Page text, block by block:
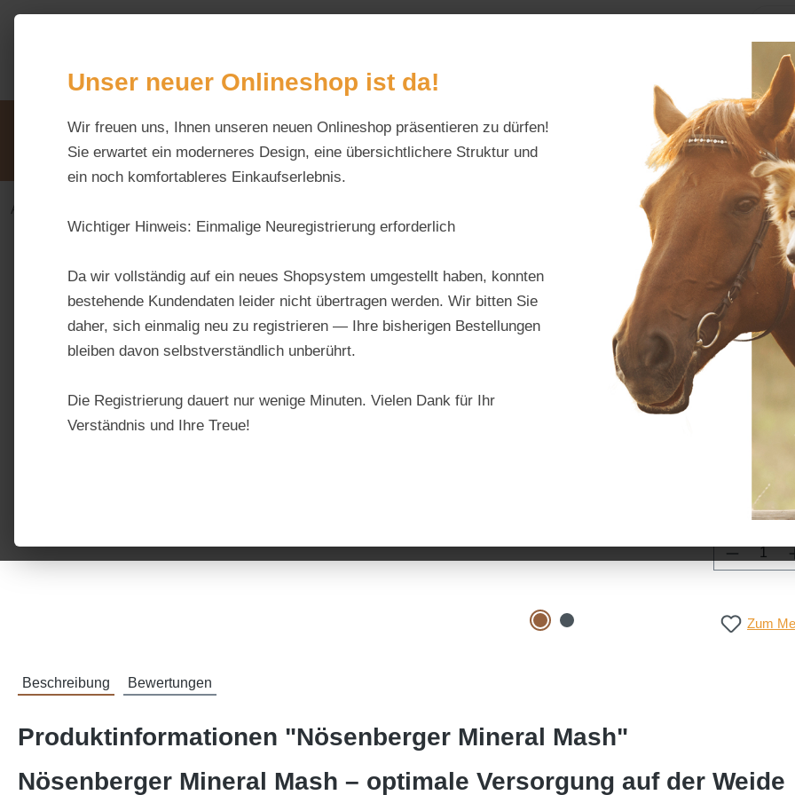
Hauptinhalt springen
Zur Suche springen
Alles fürs
Unsere VorteileBeratung via WhatsApp:
0176 / 99 66 31 80
Schreiben Sie uns:
info@tierfutter-fischer.de
Öffnungszeiten:
Mo–Fr: 9–18 Uhr ·
Alles fürs Pferd
Hersteller:
Regulärer
Preise inkl.
Produkt
Zum
Beschreibung Bewertungen
Produktinformationen "Nösenberger Mineral Mash"
Nösenberger Mineral Mash – optimale Versorgung auf der Weide
Unser neuer Onlineshop ist da!
Wir freuen uns, Ihnen unseren neuen Onlineshop präsentieren zu dürfen!
Sie erwartet ein moderneres Design, eine übersichtlichere Struktur und
ein noch komfortableres Einkaufserlebnis.
Wichtiger Hinweis: Einmalige Neuregistrierung erforderlich
Da wir vollständig auf ein neues Shopsystem umgestellt haben, konnten
bestehende Kundendaten leider nicht übertragen werden. Wir bitten Sie
daher, sich einmalig neu zu registrieren — Ihre bisherigen Bestellungen
bleiben davon selbstverständlich unberührt.
Die Registrierung dauert nur wenige Minuten. Vielen Dank für Ihr
Verständnis und Ihre Treue!